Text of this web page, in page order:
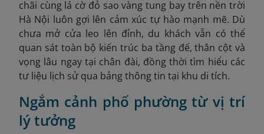
chãi cùng lá cờ đỏ sao vàng tung bay trên nền trời
Hà Nội luôn gợi lên cảm xúc tự hào mạnh mẽ. Dù
chưa mở cửa leo lên đỉnh, du khách vẫn có thể
quan sát toàn bộ kiến trúc ba tầng đế, thân cột và
vọng lâu ngay tại chân đài, đồng thời tìm hiểu các
tư liệu lịch sử qua bảng thông tin tại khu di tích.
Ngắm cảnh phố phường từ vị trí
lý tưởng